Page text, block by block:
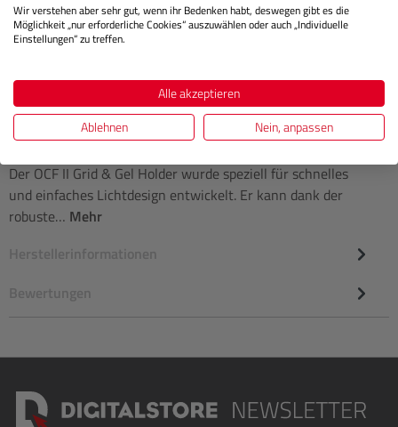
IN DEN WARENKORB
Beschreibung
Der OCF II Grid & Gel Holder wurde speziell für schnelles
und einfaches Lichtdesign entwickelt. Er kann dank der
robuste… Mehr
Herstellerinformationen
Bewertungen
Wir verstehen aber sehr gut, wenn ihr Bedenken habt, deswegen gibt es die
Möglichkeit „nur erforderliche Cookies“ auszuwählen oder auch „Individuelle
Einstellungen“ zu treffen.
Alle akzeptieren
Ablehnen
Nein, anpassen